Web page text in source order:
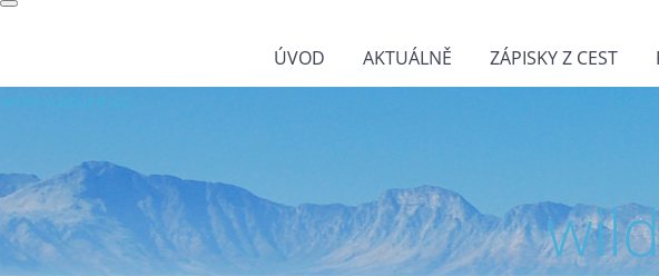
ÚVOD AKTUÁLNĚ ZÁPISKY Z CEST